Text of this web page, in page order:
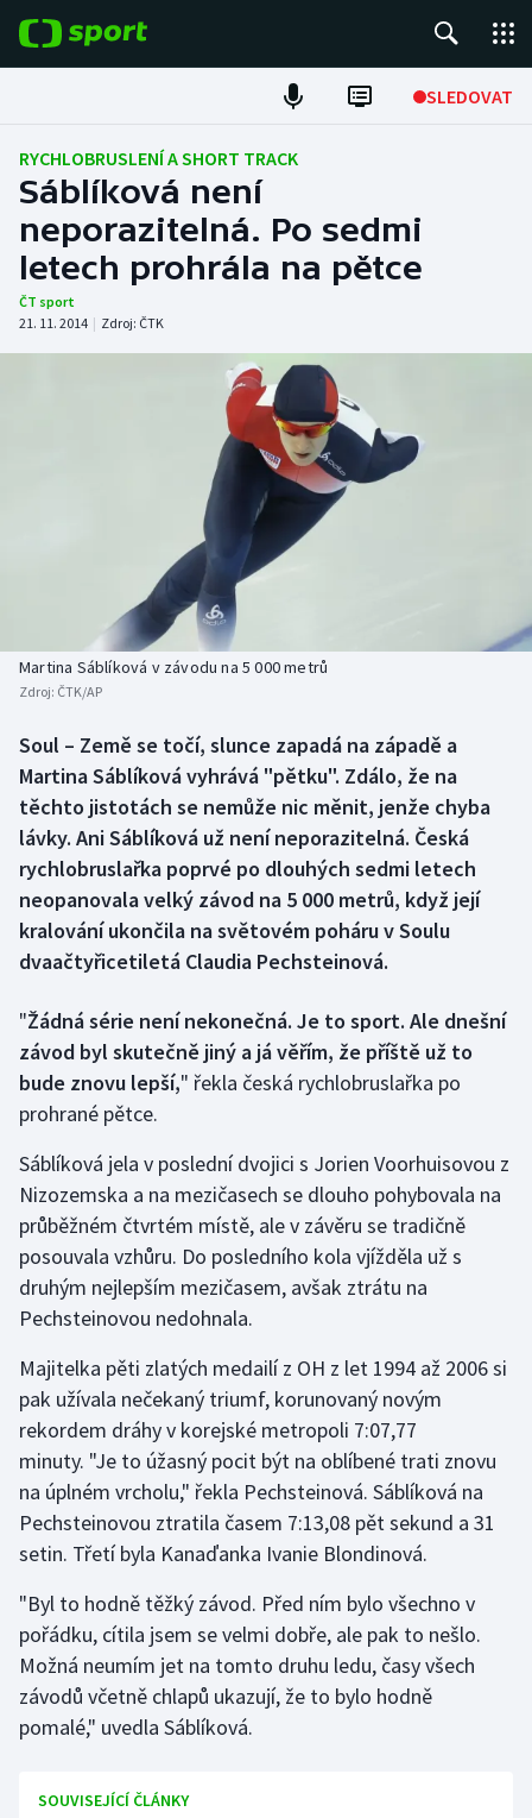
SLEDOVAT
Fotbal
Hokej
Tenis
Atletika
Baseball a softbal
Biatlon
Box
Curling
Dostihy
Florbal
Futsal
Golf
Gymnastika
Házená
Jezdectví
Judo
Lezení
Lyže a snowboard
Moderní pětiboj
Olympijské hry
Parasport
Plážový volejbal
Historické návraty
Aplikace ČT sport
RYCHLOBRUSLENÍ A SHORT TRACK
Sáblíková není
neporazitelná. Po sedmi
letech prohrála na pětce
ČT sport
21. 11. 2014 | Zdroj: ČTK
Martina Sáblíková v závodu na 5 000 metrů
Zdroj: ČTK/AP
Soul – Země se točí, slunce zapadá na západě a
Martina Sáblíková vyhrává "pětku". Zdálo, že na
těchto jistotách se nemůže nic měnit, jenže chyba
lávky. Ani Sáblíková už není neporazitelná. Česká
rychlobruslařka poprvé po dlouhých sedmi letech
neopanovala velký závod na 5 000 metrů, když její
kralování ukončila na světovém poháru v Soulu
dvaačtyřicetiletá Claudia Pechsteinová.
"Žádná série není nekonečná. Je to sport. Ale dnešní
závod byl skutečně jiný a já věřím, že příště už to
bude znovu lepší," řekla česká rychlobruslařka po
prohrané pětce.
Sáblíková jela v poslední dvojici s Jorien Voorhuisovou z
Nizozemska a na mezičasech se dlouho pohybovala na
průběžném čtvrtém místě, ale v závěru se tradičně
posouvala vzhůru. Do posledního kola vjížděla už s
druhým nejlepším mezičasem, avšak ztrátu na
Pechsteinovou nedohnala.
Majitelka pěti zlatých medailí z OH z let 1994 až 2006 si
pak užívala nečekaný triumf, korunovaný novým
rekordem dráhy v korejské metropoli 7:07,77
minuty. "Je to úžasný pocit být na oblíbené trati znovu
na úplném vrcholu," řekla Pechsteinová. Sáblíková na
Pechsteinovou ztratila časem 7:13,08 pět sekund a 31
setin. Třetí byla Kanaďanka Ivanie Blondinová.
"Byl to hodně těžký závod. Před ním bylo všechno v
pořádku, cítila jsem se velmi dobře, ale pak to nešlo.
Možná neumím jet na tomto druhu ledu, časy všech
závodů včetně chlapů ukazují, že to bylo hodně
pomalé," uvedla Sáblíková.
SOUVISEJÍCÍ ČLÁNKY